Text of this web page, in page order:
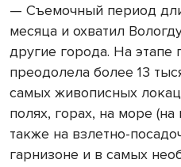
— Съемочный период
месяца и охватил
другие города. На этапе
преодолела более 13
самых живописных
полях, горах, на море
также на взлетно-
гарнизоне и в самых